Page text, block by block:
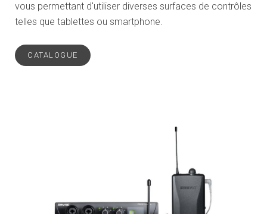
vous permettant d'utiliser diverses surfaces de contrôles
telles que tablettes ou smartphone.
CATALOGUE